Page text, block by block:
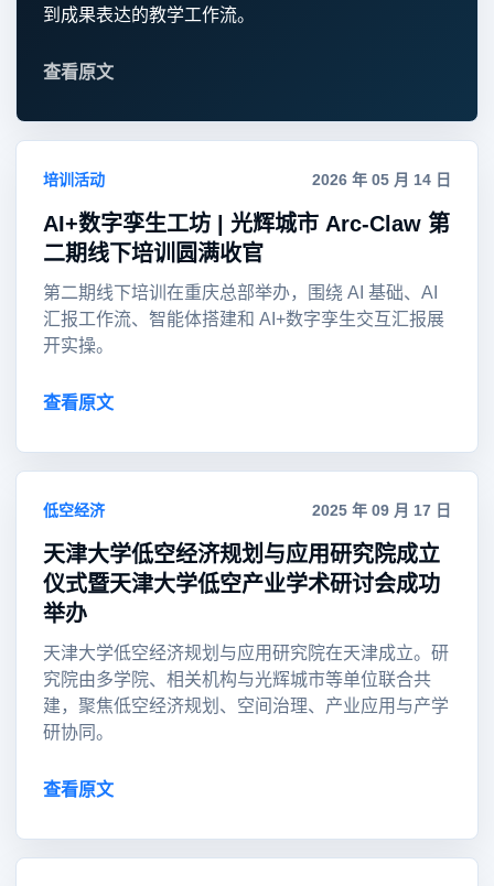
到成果表达的教学工作流。
查看原文
培训活动 2026 年 05 月 14 日
AI+数字孪生工坊 | 光辉城市 Arc-Claw 第
二期线下培训圆满收官
第二期线下培训在重庆总部举办，围绕 AI 基础、AI
汇报工作流、智能体搭建和 AI+数字孪生交互汇报展
开实操。
查看原文
低空经济 2025 年 09 月 17 日
天津大学低空经济规划与应用研究院成立
仪式暨天津大学低空产业学术研讨会成功
举办
天津大学低空经济规划与应用研究院在天津成立。研
究院由多学院、相关机构与光辉城市等单位联合共
建，聚焦低空经济规划、空间治理、产业应用与产学
研协同。
查看原文